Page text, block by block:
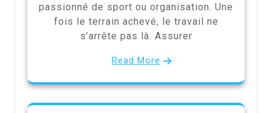
passionné de sport ou organisation. Une
fois le terrain achevé, le travail ne
s’arrête pas là. Assurer
Read More